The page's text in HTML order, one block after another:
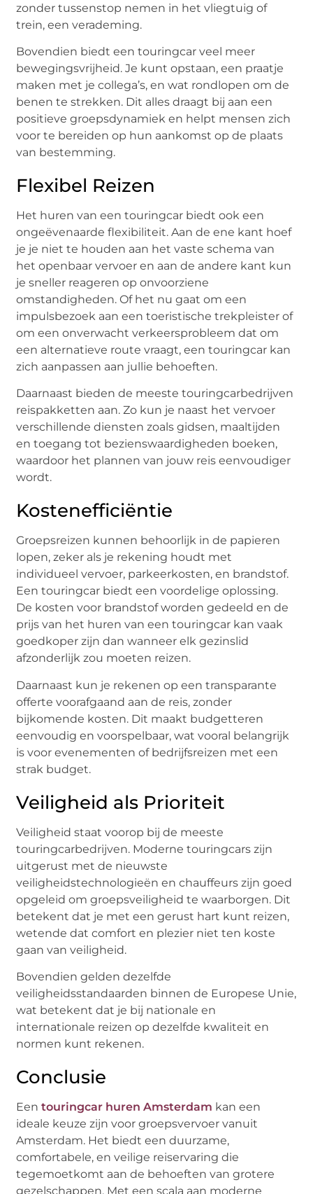
zonder tussenstop nemen in het vliegtuig of
trein, een verademing.
Bovendien biedt een touringcar veel meer
bewegingsvrijheid. Je kunt opstaan, een praatje
maken met je collega’s, en wat rondlopen om de
benen te strekken. Dit alles draagt bij aan een
positieve groepsdynamiek en helpt mensen zich
voor te bereiden op hun aankomst op de plaats
van bestemming.
Flexibel Reizen
Het huren van een touringcar biedt ook een
ongeëvenaarde flexibiliteit. Aan de ene kant hoef
je je niet te houden aan het vaste schema van
het openbaar vervoer en aan de andere kant kun
je sneller reageren op onvoorziene
omstandigheden. Of het nu gaat om een
impulsbezoek aan een toeristische trekpleister of
om een onverwacht verkeersprobleem dat om
een alternatieve route vraagt, een touringcar kan
zich aanpassen aan jullie behoeften.
Daarnaast bieden de meeste touringcarbedrijven
reispakketten aan. Zo kun je naast het vervoer
verschillende diensten zoals gidsen, maaltijden
en toegang tot bezienswaardigheden boeken,
waardoor het plannen van jouw reis eenvoudiger
wordt.
Kostenefficiëntie
Groepsreizen kunnen behoorlijk in de papieren
lopen, zeker als je rekening houdt met
individueel vervoer, parkeerkosten, en brandstof.
Een touringcar biedt een voordelige oplossing.
De kosten voor brandstof worden gedeeld en de
prijs van het huren van een touringcar kan vaak
goedkoper zijn dan wanneer elk gezinslid
afzonderlijk zou moeten reizen.
Daarnaast kun je rekenen op een transparante
offerte voorafgaand aan de reis, zonder
bijkomende kosten. Dit maakt budgetteren
eenvoudig en voorspelbaar, wat vooral belangrijk
is voor evenementen of bedrijfsreizen met een
strak budget.
Veiligheid als Prioriteit
Veiligheid staat voorop bij de meeste
touringcarbedrijven. Moderne touringcars zijn
uitgerust met de nieuwste
veiligheidstechnologieën en chauffeurs zijn goed
opgeleid om groepsveiligheid te waarborgen. Dit
betekent dat je met een gerust hart kunt reizen,
wetende dat comfort en plezier niet ten koste
gaan van veiligheid.
Bovendien gelden dezelfde
veiligheidsstandaarden binnen de Europese Unie,
wat betekent dat je bij nationale en
internationale reizen op dezelfde kwaliteit en
normen kunt rekenen.
Conclusie
Eentouringcar huren Amsterdam kan een
ideale keuze zijn voor groepsvervoer vanuit
Amsterdam. Het biedt een duurzame,
comfortabele, en veilige reiservaring die
tegemoetkomt aan de behoeften van grotere
gezelschappen. Met een scala aan moderne